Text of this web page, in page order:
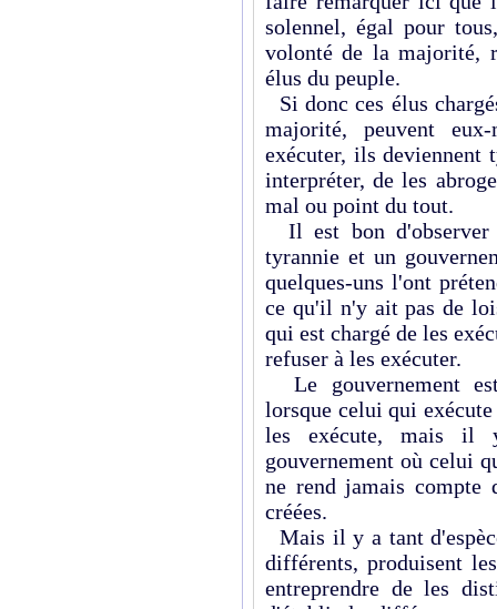
solennel, égal pour
volonté de la majorité,
élus du peuple.
Si donc ces élus
majorité, peuvent
exécuter, ils deviennent
interpréter, de les
mal ou point du tout.
Il est bon d'observer
tyrannie et un
quelques-uns l'ont
ce qu'il n'y ait pas de
qui est chargé de les
refuser à les exécuter.
Le gouvernement
lorsque celui qui
les exécute, mais il
gouvernement où celui
ne rend jamais
créées.
Mais il y a tant
différents, produisent
entreprendre de les